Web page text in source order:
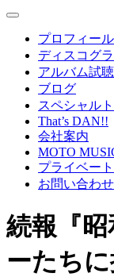
プロフィール
ディスコグ
アルバム試聴
ブログ
スペシャル
That’s DAN!!
会社案内
MOTO
プライベー
お問い合わせ
続報『
ーたちに